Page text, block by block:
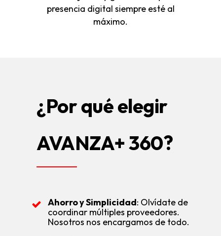
presencia digital siempre esté al
máximo.
¿Por qué elegir
AVANZA+ 360?
Ahorro y Simplicidad: Olvídate de
coordinar múltiples proveedores.
Nosotros nos encargamos de todo.